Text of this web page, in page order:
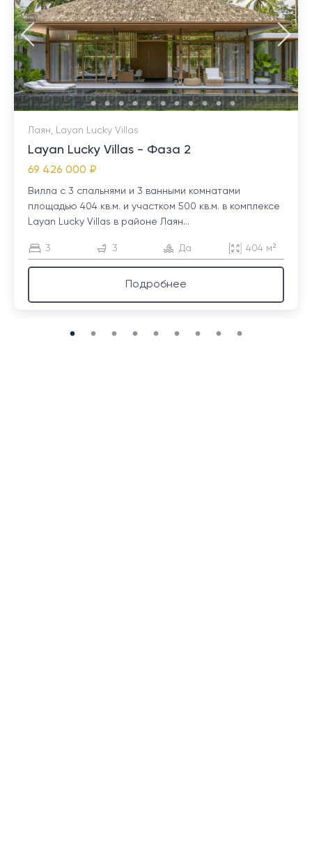
Лаян, Layan Lucky Villas
Layan Lucky Villas - Фаза 2
69 426 000 ₽
Вилла с 3 спальнями и 3 ванными комнатами
площадью 404 кв.м. и участком 500 кв.м. в комплексе
Layan Lucky Villas в районе Лаян...
3 3 Да 404 м²
Подробнее